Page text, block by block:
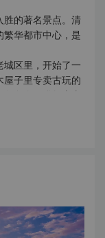
胜的著名景点。清
华都市中心，是
区里，开始了一
屋子里专卖古玩的
色泰国佛教寺庙
而归，您返回房
间处处洋溢清迈
的 “集市” 之意。
国、日本、欧洲和